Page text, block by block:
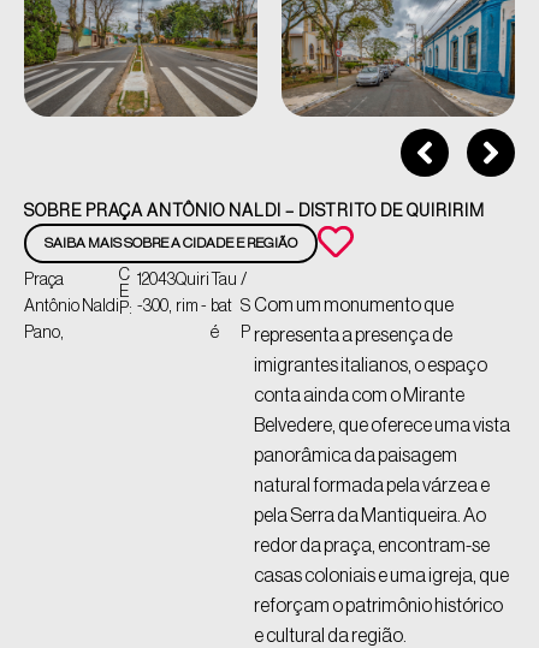
SOBRE PRAÇA ANTÔNIO NALDI – DISTRITO DE QUIRIRIM
SAIBA MAIS SOBRE A CIDADE E REGIÃO
Praça
Antônio Naldi
Pano,
C
E
P:
12043
-300,
Quiri
rim -
Tau
bat
é
/
S
P
Com um monumento que
representa a presença de
imigrantes italianos, o espaço
conta ainda com o Mirante
Belvedere, que oferece uma vista
panorâmica da paisagem
natural formada pela várzea e
pela Serra da Mantiqueira. Ao
redor da praça, encontram-se
casas coloniais e uma igreja, que
reforçam o patrimônio histórico
e cultural da região.